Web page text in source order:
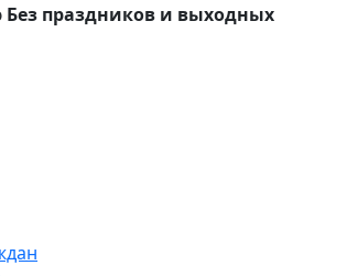
Без праздников и выходных